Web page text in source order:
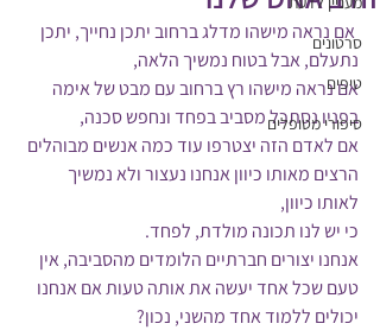
סרטונים
טיפים
סיפורי מטופלים
אם נראה מישהו מדלג ברחוב יתכן נחייך, יתכן
נתעלם, אבל בטוח נמשיך הלאה,
אם נראה מישהו רץ ברחוב עם מבט של אימה
בפניו נסתכל מסביב בפחד ונחפש סכנה,
אם לאדם הזה יצטרפו עוד כמה אנשים מבוהלים
הרצים מאותו כיוון אנחנו נעצור ולא נמשיך
לאותו כיוון,
כי יש לנו תכונה מולדת, לפחד.
אנחנו יצורים חברתיים הלומדים מהסביבה, אין
טעם שכל אחד יעשה את אותה טעות אם אנחנו
יכולים ללמוד אחד מהשני, נכון?